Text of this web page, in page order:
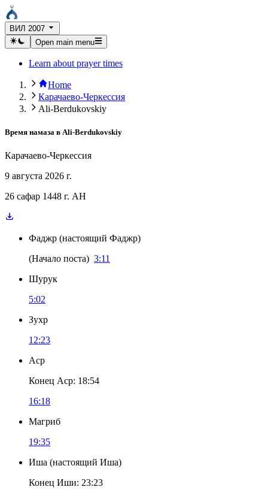
ВИЛ 2007
Open main menu
Learn about prayer times
Home
Карачаево-Черкессия
Ali-Berdukovskiy
Время намаза в Ali-Berdukovskiy
Карачаево-Черкессия
9 августа 2026 г.
26 сафар 1448 г. AH
Фаджр (настоящий Фаджр)
(Начало поста) 3:11
Шурук
5:02
Зухр
12:23
Аср
Конец Аср: 18:54
16:18
Магриб
19:35
Иша (настоящий Иша)
Конец Иши: 23:23